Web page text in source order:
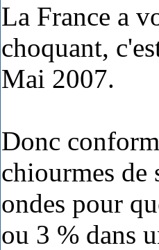
La France a
choquant,
Mai 2007.
Donc
chiourmes de
ondes pour
ou 3 % dans